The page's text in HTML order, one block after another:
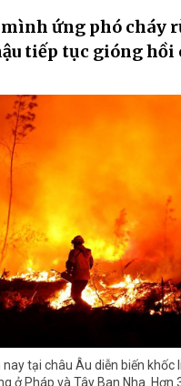
mình ứng phó cháy
tiếp tục gióng hồi
tại châu Âu diễn biến khốc
ở Pháp và Tây Ban Nha. Hơn